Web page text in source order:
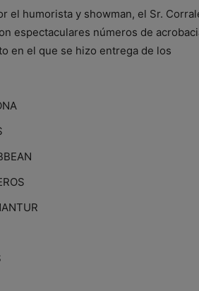
el humorista y showman, el Sr.
espectaculares números de
en el que se hizo entrega de los